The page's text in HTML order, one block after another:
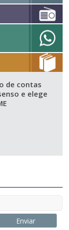
de contas
e elege